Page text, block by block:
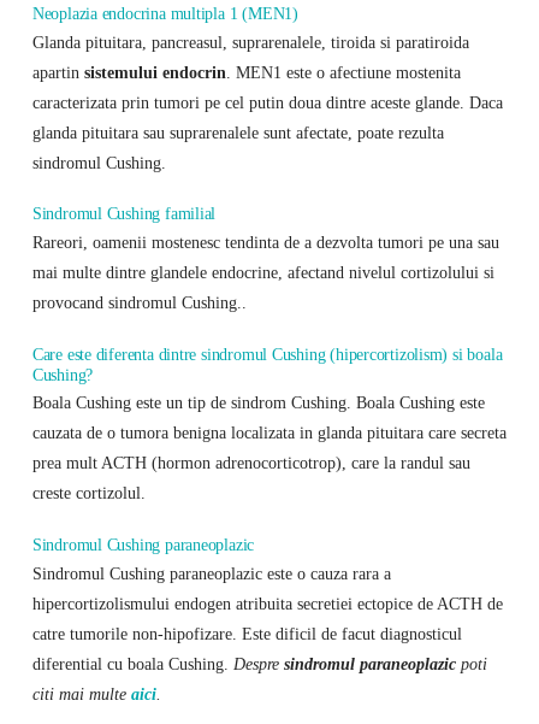
Neoplazia endocrina multipla 1 (MEN1)
Glanda pituitara, pancreasul, suprarenalele, tiroida si paratiroida
apartin sistemului endocrin . MEN1 este o afectiune mostenita
caracterizata prin tumori pe cel putin doua dintre aceste glande. Daca
glanda pituitara sau suprarenalele sunt afectate, poate rezulta
sindromul Cushing.
Sindromul Cushing familial
Rareori, oamenii mostenesc tendinta de a dezvolta tumori pe una sau
mai multe dintre glandele endocrine, afectand nivelul cortizolului si
provocand sindromul Cushing..
Care este diferenta dintre sindromul Cushing (hipercortizolism) si boala
Cushing?
Boala Cushing este un tip de sindrom Cushing. Boala Cushing este
cauzata de o tumora benigna localizata in glanda pituitara care secreta
prea mult ACTH (hormon adrenocorticotrop), care la randul sau
creste cortizolul.
Sindromul Cushing paraneoplazic
Sindromul Cushing paraneoplazic este o cauza rara a
hipercortizolismului endogen atribuita secretiei ectopice de ACTH de
catre tumorile non-hipofizare. Este dificil de facut diagnosticul
diferential cu boala Cushing. Despresindromul paraneoplazicpoti
citi mai multe aici.